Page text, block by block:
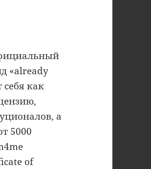
«already
себя как
а
5000
of